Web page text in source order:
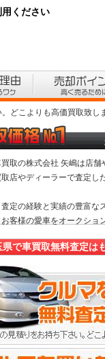
ください
どこよりも高価買取致
取の株式会社 矢嶋は店
店やディーラーで査定し
査定の経験と実績の豊富な
お客様の愛車をオークショ
県で車買取無料査定は